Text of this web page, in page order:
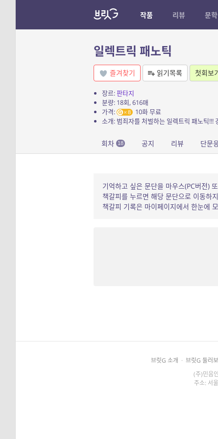
작품 리뷰 문
일렉트릭 패노틱
즐겨찾기 읽기목록 첫회보
장르:판타지
분량: 18회, 616매
가격:
8
10화 무료
회차 18 공지 리뷰 단문
기억하고 싶은 문단을 마우스(PC버전)
책갈피를 누르면 해당 문단으로 이동하
책갈피 기록은 마이페이지에서 한눈에
브릿G 소개 · 브릿G 둘러보
(주)민음인
주소: 서